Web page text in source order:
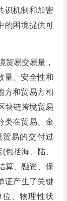
识机制和加密
的困境提供可
易交易量，
量、安全性和
方和贸易方相
块链跨境贸易
类在贸易、金
易的交付过
括海、陆、
算、融资、保
证产生了关键
、物理性状